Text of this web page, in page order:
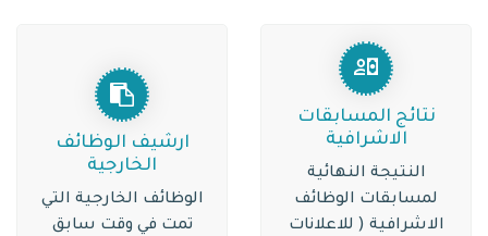
نتائج المسابقات
الاشرافية
النتيجة النهائية
لمسابقات الوظائف
الاشرافية ( للاعلانات
ارشيف الوظائف
الخارجية
الوظائف الخارجية التي
تمت في وقت سابق